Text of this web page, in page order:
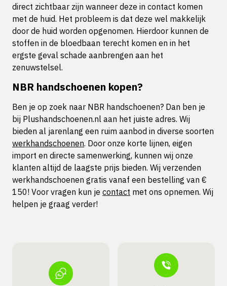
direct zichtbaar zijn wanneer deze in contact komen
met de huid. Het probleem is dat deze wel makkelijk
door de huid worden opgenomen. Hierdoor kunnen de
stoffen in de bloedbaan terecht komen en in het
ergste geval schade aanbrengen aan het
zenuwstelsel.
NBR handschoenen kopen?
Ben je op zoek naar NBR handschoenen? Dan ben je
bij Plushandschoenen.nl aan het juiste adres. Wij
bieden al jarenlang een ruim aanbod in diverse soorten
werkhandschoenen. Door onze korte lijnen, eigen
import en directe samenwerking, kunnen wij onze
klanten altijd de laagste prijs bieden. Wij verzenden
werkhandschoenen gratis vanaf een bestelling van €
150! Voor vragen kun je contact met ons opnemen. Wij
helpen je graag verder!